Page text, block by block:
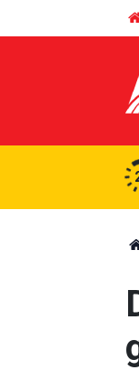
seçimi